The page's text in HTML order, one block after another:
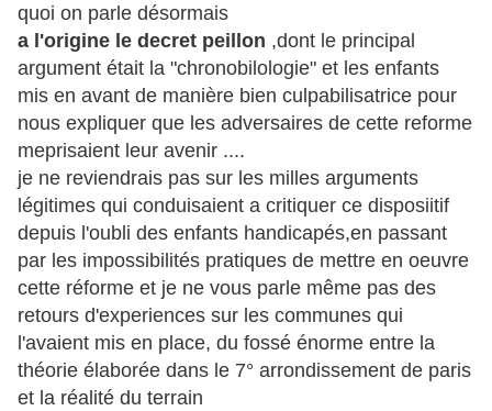
quoi on parle désormais
a l'origine le decret peillon ,dont le principal
argument était la "chronobilologie" et les enfants
mis en avant de manière bien culpabilisatrice pour
nous expliquer que les adversaires de cette reforme
meprisaient leur avenir ....
je ne reviendrais pas sur les milles arguments
légitimes qui conduisaient a critiquer ce disposiitif
depuis l'oubli des enfants handicapés,en passant
par les impossibilités pratiques de mettre en oeuvre
cette réforme et je ne vous parle même pas des
retours d'experiences sur les communes qui
l'avaient mis en place, du fossé énorme entre la
théorie élaborée dans le 7° arrondissement de paris
et la réalité du terrain